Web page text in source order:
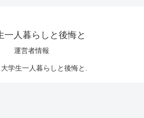
一人暮らしと後悔と
運営者情報
学生一人暮らしと後悔と.